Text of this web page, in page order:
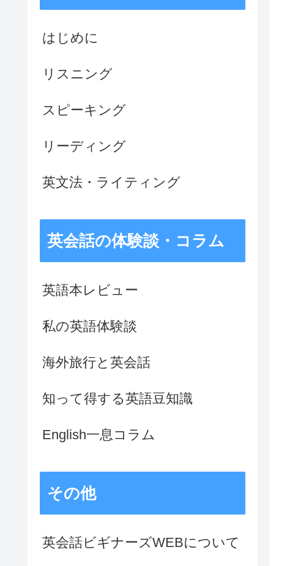
はじめに
リスニング
スピーキング
リーディング
英文法・ライティング
英会話の体験談・コラム
英語本レビュー
私の英語体験談
海外旅行と英会話
知って得する英語豆知識
English一息コラム
その他
英会話ビギナーズWEBについて